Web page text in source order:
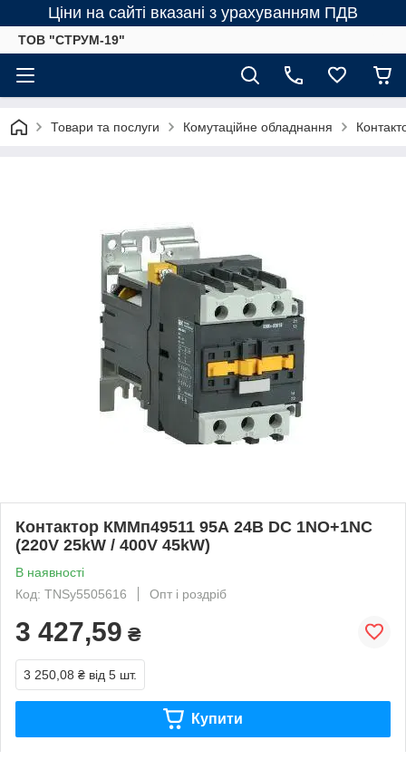
Ціни на сайті вказані з урахуванням ПДВ
ТОВ "СТРУМ-19"
Товари та послуги Комутаційне обладнання
Контактор КММп49511 95А 24В DC 1NO+1NC
(220V 25kW / 400V 45kW)
В наявності
Код: TNSy5505616
Опт і роздріб
3 427,59 ₴
3 250,08 ₴ від 5 шт.
Купити